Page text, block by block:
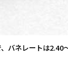
ネレートは2.40